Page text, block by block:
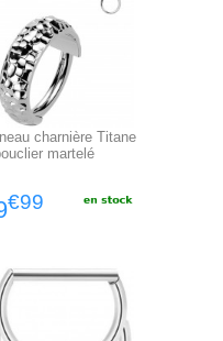
charnière Titane
martelé
€99